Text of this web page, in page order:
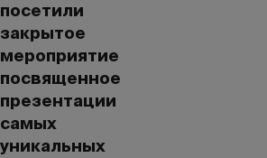
посетили
закрытое
мероприятие
посвященное
презентации
самых
уникальных